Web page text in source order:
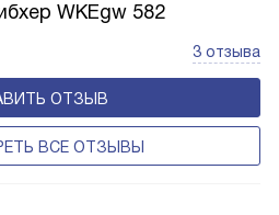
с энергозатратными
WKEgw 582
3 отзыва
ОТЗЫВ
ВСЕ ОТЗЫВЫ